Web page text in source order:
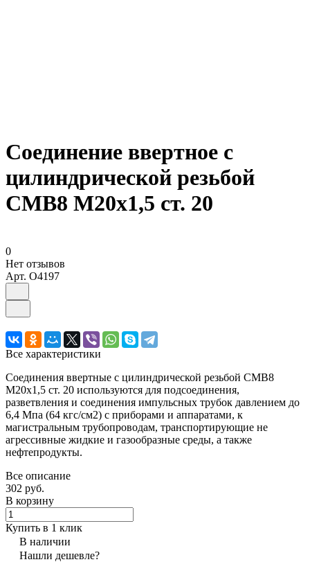
Соединение ввертное с
цилиндрической резьбой
СМВ8 М20х1,5 ст. 20
0
Нет отзывов
Арт. O4197
Все характеристики
Соединения ввертные с цилиндрической резьбой СМВ8
М20х1,5 ст. 20 используются для подсоединения,
разветвления и соединения импульсных трубок давлением до
6,4 Мпа (64 кгс/см2) с приборами и аппаратами, к
магистральным трубопроводам, транспортирующие не
агрессивные жидкие и газообразные среды, а также
нефтепродукты.
Все описание
302 руб.
В корзину
Купить в 1 клик
В наличии
Нашли дешевле?